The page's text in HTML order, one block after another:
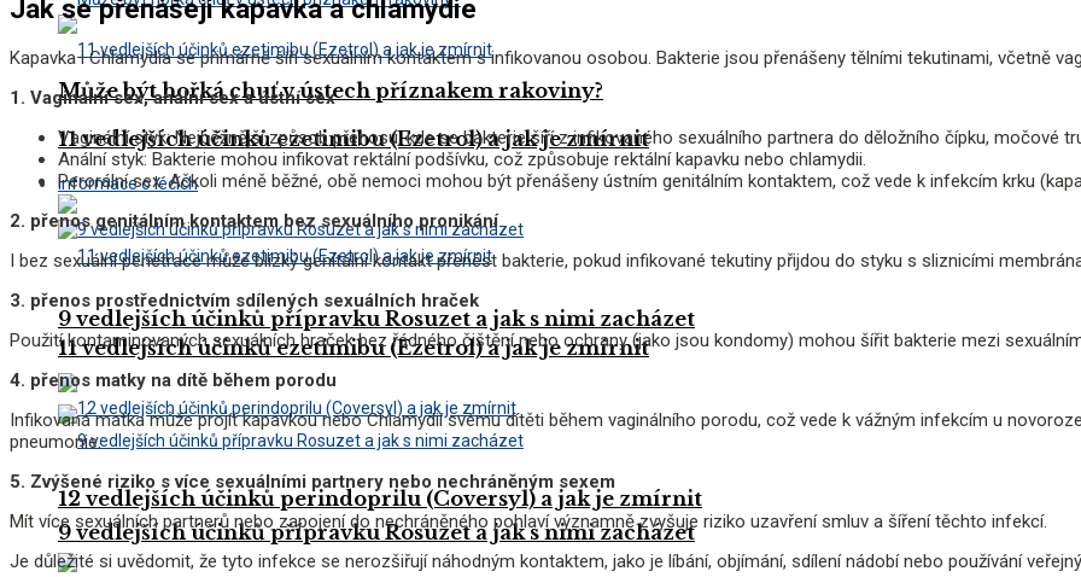
11 vedlejších účinků ezetimibu (Ezetrol) a jak je zmírnit
9 vedlejších účinků přípravku Rosuzet a jak s nimi zacházet
12 vedlejších účinků perindoprilu (Coversyl) a jak je zmírnit
Může být hořká chuť v ústech příznakem rakoviny?
Informace o lécích
11 vedlejších účinků ezetimibu (Ezetrol) a jak je zmírnit
9 vedlejších účinků přípravku Rosuzet a jak s nimi zacházet
Jak se přenášejí kapavka a chlamydie
Kapavka i Chlamydia se primárně šíří sexuálním kontaktem s infikovanou osobou. Bakterie jsou přenášeny tělními tekutinami, včetně
1. Vaginální sex, anální sex a ústní sex
Vaginální styk: Nejběžnější způsob přenosu, kde se bakterie šíří z infikovaného sexuálního partnera do děložního čípku, močové
Anální styk: Bakterie mohou infikovat rektální podšívku, což způsobuje rektální kapavku nebo chlamydii.
Perorální sex: Ačkoli méně běžné, obě nemoci mohou být přenášeny ústním genitálním kontaktem, což vede k infekcím krku
2. přenos genitálním kontaktem bez sexuálního pronikání
I bez sexuální penetrace může blízký genitální kontakt přenést bakterie, pokud infikované tekutiny přijdou do styku s sliznicími
3. přenos prostřednictvím sdílených sexuálních hraček
Použití kontaminovaných sexuálních hraček bez řádného čištění nebo ochrany (jako jsou kondomy) mohou šířit bakterie mezi
4. přenos matky na dítě během porodu
Infikovaná matka může projít kapavkou nebo Chlamydií svému dítěti během vaginálního porodu, což vede k vážným infekcím u
pneumonie.
5. Zvýšené riziko s více sexuálními partnery nebo nechráněným sexem
Mít více sexuálních partnerů nebo zapojení do nechráněného pohlaví významně zvyšuje riziko uzavření smluv a šíření těchto infekcí.
Je důležité si uvědomit, že tyto infekce se nerozšiřují náhodným kontaktem, jako je líbání, objímání, sdílení nádobí nebo používání